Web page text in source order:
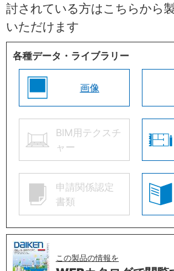
討されている方はこちらから
いただけます
各種データ・ライブラリー
画像
BIM用テクスチ
ャー
申請関係認定
書類
この製品の情報を